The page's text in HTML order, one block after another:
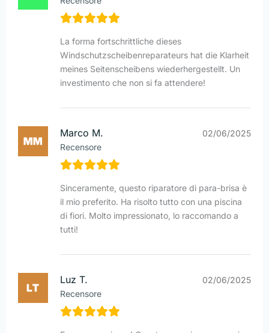
La forma fortschrittliche dieses
Windschutzscheibenreparateurs hat die Klarheit
meines Seitenscheibens wiederhergestellt. Un
investimento che non si fa attendere!
Marco M.
Recensore
02/06/2025
Sinceramente, questo riparatore di para-brisa è
il mio preferito. Ha risolto tutto con una piscina
di fiori. Molto impressionato, lo raccomando a
tutti!
Luz T.
Recensore
02/06/2025